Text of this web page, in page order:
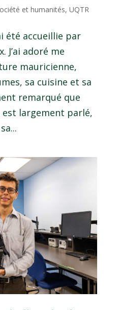
et humanités, UQTR
été accueillie par
J’ai adoré me
mauricienne,
sa cuisine et sa
remarqué que
est largement parlé,